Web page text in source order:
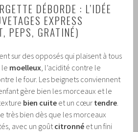
DÉBORDE : L’IDÉE
EXPRESS
PEPS, GRATINÉ)
sur des opposés qui plaisent à tous
moelleux , l’acidité contre le
le four. Les beignets conviennent
gère bien les morceaux et le
bien cuite et un cœur tendre
très bien dès que les morceaux
avec un goût citronné et un fini